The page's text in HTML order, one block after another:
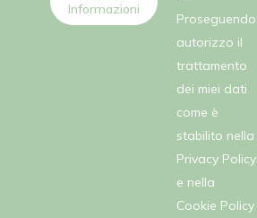
Informazioni
Proseguendo
autorizzo il
trattamento
dei miei dati
come è
stabilito nella
Privacy Policy
e nella
Cookie Policy